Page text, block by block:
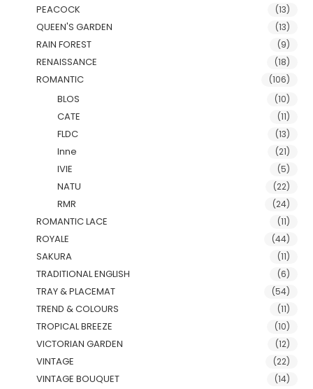
PEACOCK (13)
QUEEN'S GARDEN (13)
RAIN FOREST (9)
RENAISSANCE (18)
ROMANTIC (106)
BLOS (10)
CATE (11)
FLDC (13)
Inne (21)
IVIE (5)
NATU (22)
RMR (24)
ROMANTIC LACE (11)
ROYALE (44)
SAKURA (11)
TRADITIONAL ENGLISH (6)
TRAY & PLACEMAT (54)
TREND & COLOURS (11)
TROPICAL BREEZE (10)
VICTORIAN GARDEN (12)
VINTAGE (22)
VINTAGE BOUQUET (14)